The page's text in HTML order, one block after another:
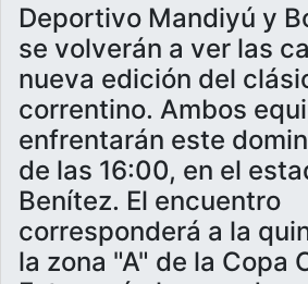
Deportivo Mandiyú y
se volverán a ver las
nueva edición del
correntino. Ambos
enfrentarán este
de las 16:00, en el
Benítez. El encuentro
corresponderá a la
la zona "A" de la Copa